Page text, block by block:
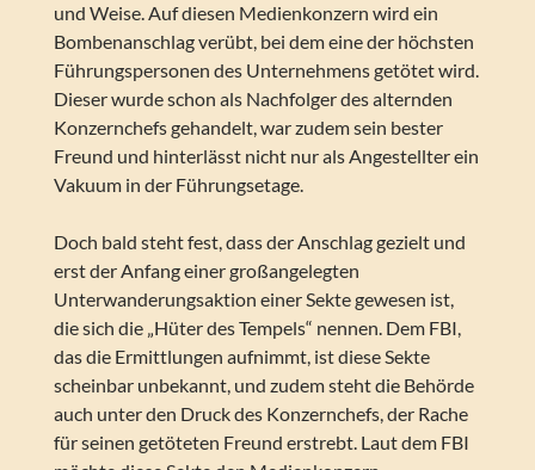
und Weise. Auf diesen Medienkonzern wird ein
Bombenanschlag verübt, bei dem eine der höchsten
Führungspersonen des Unternehmens getötet wird.
Dieser wurde schon als Nachfolger des alternden
Konzernchefs gehandelt, war zudem sein bester
Freund und hinterlässt nicht nur als Angestellter ein
Vakuum in der Führungsetage.
Doch bald steht fest, dass der Anschlag gezielt und
erst der Anfang einer großangelegten
Unterwanderungsaktion einer Sekte gewesen ist,
die sich die „Hüter des Tempels“ nennen. Dem FBI,
das die Ermittlungen aufnimmt, ist diese Sekte
scheinbar unbekannt, und zudem steht die Behörde
auch unter den Druck des Konzernchefs, der Rache
für seinen getöteten Freund erstrebt. Laut dem FBI